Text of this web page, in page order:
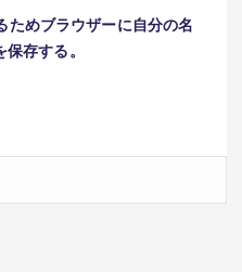
ためブラウザーに自分の名
存する。